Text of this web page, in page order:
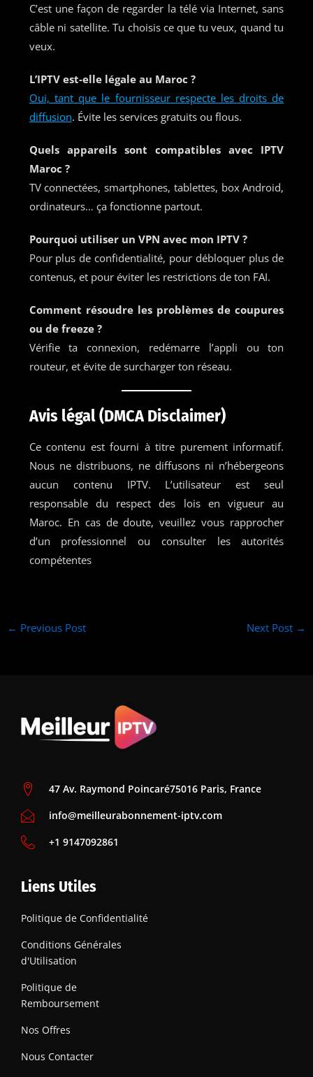
C’est une façon de regarder la télé via Internet, sans
câble ni satellite. Tu choisis ce que tu veux, quand tu
veux.
L’IPTV est-elle légale au Maroc ?
Oui, tant que le fournisseur respecte les droits de
diffusion. Évite les services gratuits ou flous.
Quels appareils sont compatibles avec IPTV
Maroc ?
TV connectées, smartphones, tablettes, box Android,
ordinateurs… ça fonctionne partout.
Pourquoi utiliser un VPN avec mon IPTV ?
Pour plus de confidentialité, pour débloquer plus de
contenus, et pour éviter les restrictions de ton FAI.
Comment résoudre les problèmes de coupures
ou de freeze ?
Vérifie ta connexion, redémarre l’appli ou ton
routeur, et évite de surcharger ton réseau.
Avis légal (DMCA Disclaimer)
Ce contenu est fourni à titre purement informatif.
Nous ne distribuons, ne diffusons ni n’hébergeons
aucun contenu IPTV. L’utilisateur est seul
responsable du respect des lois en vigueur au
Maroc. En cas de doute, veuillez vous rapprocher
d’un professionnel ou consulter les autorités
compétentes
← Previous Post Next Post →
47 Av. Raymond Poincaré75016 Paris, France
info@meilleurabonnement-iptv.com
+1 9147092861
Liens Utiles
Politique de Confidentialité
Conditions Générales
d'Utilisation
Politique de
Remboursement
Nos Offres
Nous Contacter